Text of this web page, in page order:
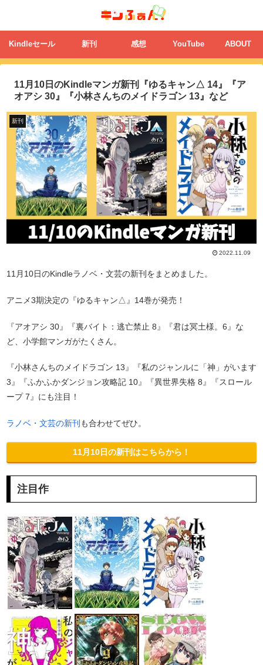
Kindleセール 新刊 感想 YouTube ABOUT
11月10日のKindleマンガ新刊『ゆるキャン△ 14』『ア
オアシ 30』『小林さんちのメイドラゴン 13』など
新刊
2022.11.09
11月10日のKindleラノベ・文芸の新刊をまとめました。
アニメ3期決定の『ゆるキャン△』14巻が発売！
『アオアシ 30』『裏バイト：逃亡禁止 8』『君は冥土様。6』な
ど、小学館マンガがたくさん。
『小林さんちのメイドラゴン 13』『私のジャンルに「神」がいます
3』『ふかふかダンジョン攻略記 10』『異世界失格 8』『スロール
ープ 7』にも注目！
ラノベ・文芸の新刊 も合わせてぜひ。
11月10日の新刊はこちらから！
注目作